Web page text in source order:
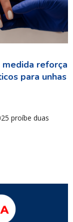
medida reforça
para unhas
proíbe duas